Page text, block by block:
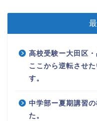
高校受験ー大田区
ここから逆転させ
す。
中学部ー夏期講習
た。